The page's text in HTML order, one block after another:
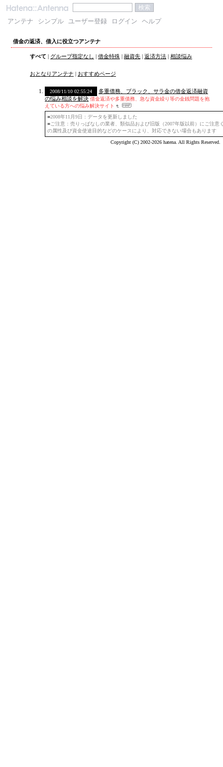
アンテナ シンプル ユーザー登録 ログイン ヘルプ
借金の返済、借入に役立つアンテナ
すべて | グループ指定なし | 借金特殊 | 融資先 | 返済方法 | 相談悩み
おとなりアンテナ | おすすめページ
2008/11/10 02:55:24
多重債務、ブラック、サラ金の借金返済融資
の悩み相談を解決 借金返済や多重債務、急な資金繰り等の金銭問題を抱
えている方への悩み解決サイト
■2008年11月9日：データを更新しました
■ご注意：売りっぱなしの業者、類似品および旧版（2007年版以前）にご注
の属性及び資金使途目的などのケースにより、対応できない場合もあります
Copyright (C) 2002-2026 hatena. All Rights Reserved.